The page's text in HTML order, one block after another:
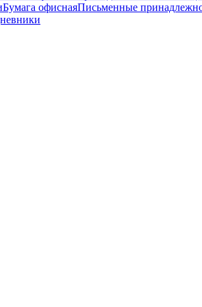
Бумага офиснаяПисьменные